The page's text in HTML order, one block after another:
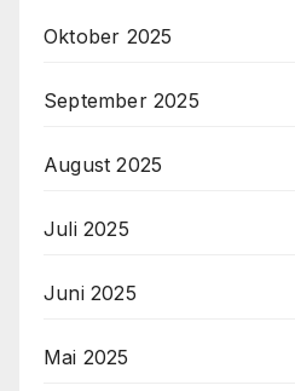
Oktober 2025
September 2025
August 2025
Juli 2025
Juni 2025
Mai 2025